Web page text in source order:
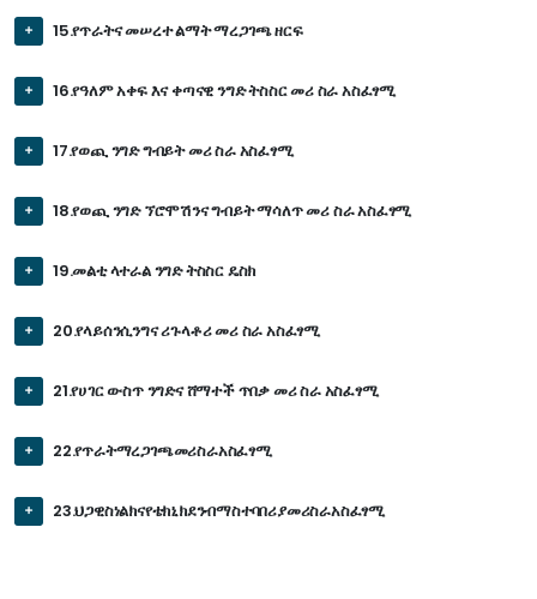
15.የጥራትና መሠረተ ልማት ማረጋገጫ ዘርፍ
16.የዓለም አቀፍ እና ቀጣናዊ ንግድ ትስስር መሪ ስራ አስፈፃሚ
17.የወጪ ንግድ ግብይት መሪ ስራ አስፈፃሚ
18.የወጪ ንግድ ኘሮሞሽንና ግብይት ማሳለጥ መሪ ስራ አስፈፃሚ
19.መልቲ ላተራል ንግድ ትስስር ዴስክ
20.የላይሰንሲንግና ሪጉላቶሪ መሪ ስራ አስፈፃሚ
21.የሀገር ውስጥ ንግድና ሸማተች ጥበቃ መሪ ስራ አስፈፃሚ
22.የጥራትማረጋገጫመሪስራአስፈፃሚ
23.ህጋዊስነልክናየቴክኒክደንብማስተባበሪያመሪስራአስፈፃሚ